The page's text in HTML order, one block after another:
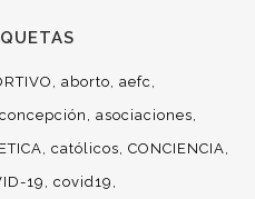
aborto aefc
asociaciones
católicos CONCIENCIA
19
covid19